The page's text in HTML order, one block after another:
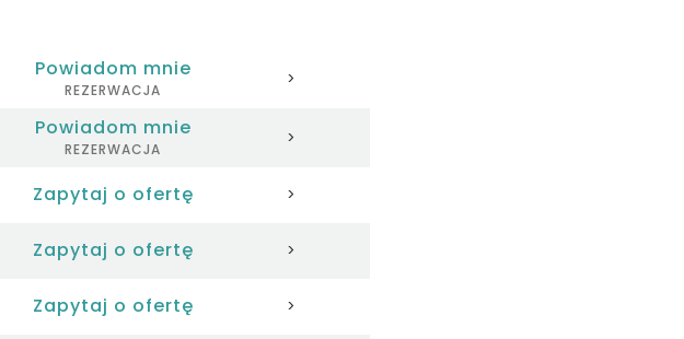
Powiadom mnie
REZERWACJA
>
Powiadom mnie
REZERWACJA
>
Zapytaj o ofertę >
Zapytaj o ofertę >
Zapytaj o ofertę >